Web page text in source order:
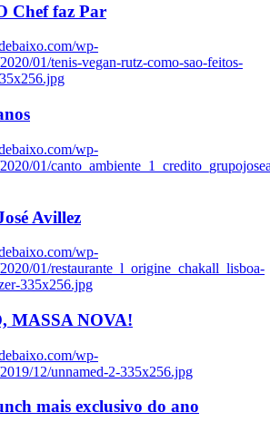
Chef faz Par
wp-
01/tenis-vegan-rutz-como-sao-feitos-
wp-
01/
Avillez
wp-
01/restaurante_l_origine_chakall_lisboa-
335x256.jpg
MASSA NOVA!
wp-
12/unnamed-2-335x256.jpg
mais exclusivo do ano